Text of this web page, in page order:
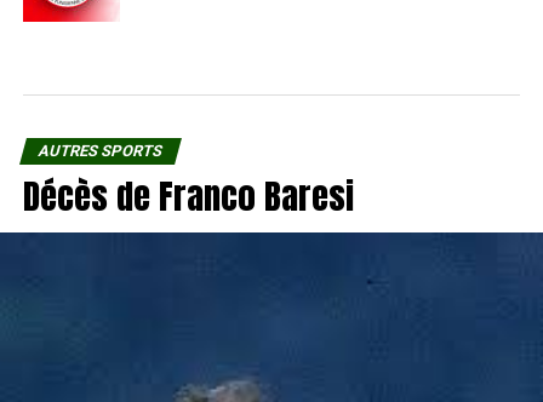
AUTRES SPORTS
Décès de Franco Baresi